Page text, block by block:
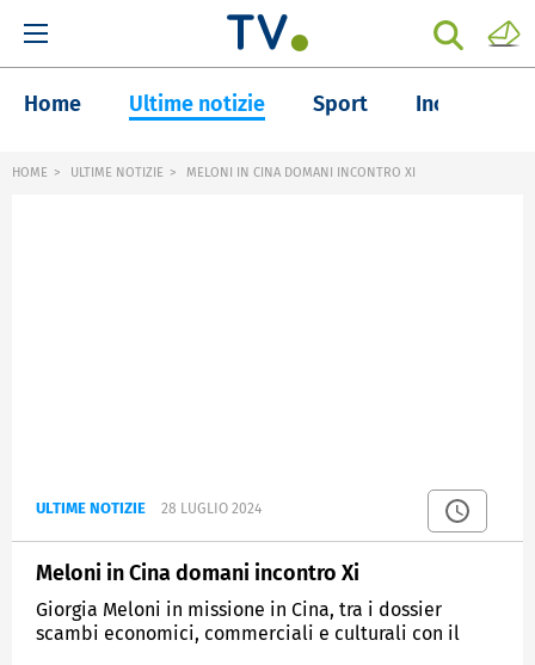
Home Ultime notizie Sport Inchieste
HOME ULTIME NOTIZIE MELONI IN CINA DOMANI INCONTRO XI
ULTIME NOTIZIE 28 LUGLIO 2024
Meloni in Cina domani incontro Xi
Giorgia Meloni in missione in Cina, tra i dossier
scambi economici, commerciali e culturali con il